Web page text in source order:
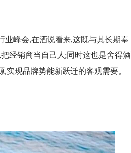
业峰会,在酒说看来,这既与其长期奉
经销商当自己人;同时这也是舍得酒
实现品牌势能新跃迁的客观需要。